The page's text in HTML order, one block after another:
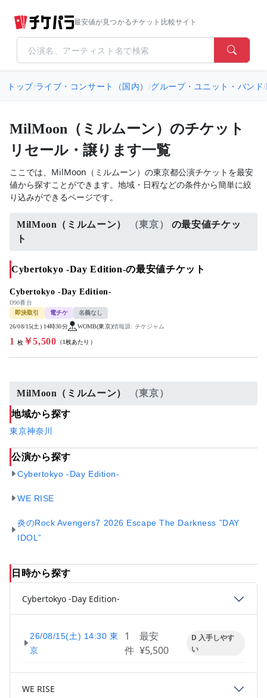
最安値が見つかるチケット比較サイト
トップ/ライブ・コンサート（国内） /グループ・ユニット・バンド/
MilMoon（ミルムーン）のチケット
リセール・譲ります一覧
ここでは、MilMoon（ミルムーン）の東京都公演チケットを最安
値から探すことができます。地域・日程などの条件から簡単に絞
り込みができるページです。
MilMoon（ミルムーン） （東京）
の最安値チケッ
ト
Cybertokyo -Day Edition-の最安値チケット
Cybertokyo -Day Edition-
D90番台
即決取引
電チケ 名義なし
26/08/15(土) 14時30分 WOMB(東京)情報源: チケジャム
1 枚￥5,500 （1枚あたり）
MilMoon（ミルムーン） （東京）
地域から探す
東京神奈川
公演から探す
Cybertokyo -Day Edition-
WE RISE
炎のRock Avengers7 2026 Escape The Darkness ”DAY
IDOL”
日時から探す
Cybertokyo -Day Edition-
26/08/15(土) 14:30 東
京
1
件
最安
¥5,500
D 入手しやす
い
WE RISE